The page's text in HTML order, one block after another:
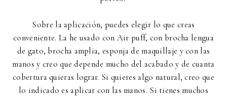
Sobre la aplicación, puedes elegir lo que creas
conveniente. La he usado con Air puff, con brocha lengua
de gato, brocha amplia, esponja de maquillaje y con las
manos y creo que depende mucho del acabado y de cuanta
cobertura quieras lograr. Si quieres algo natural, creo que
lo indicado es aplicar con las manos. Si tienes muchos